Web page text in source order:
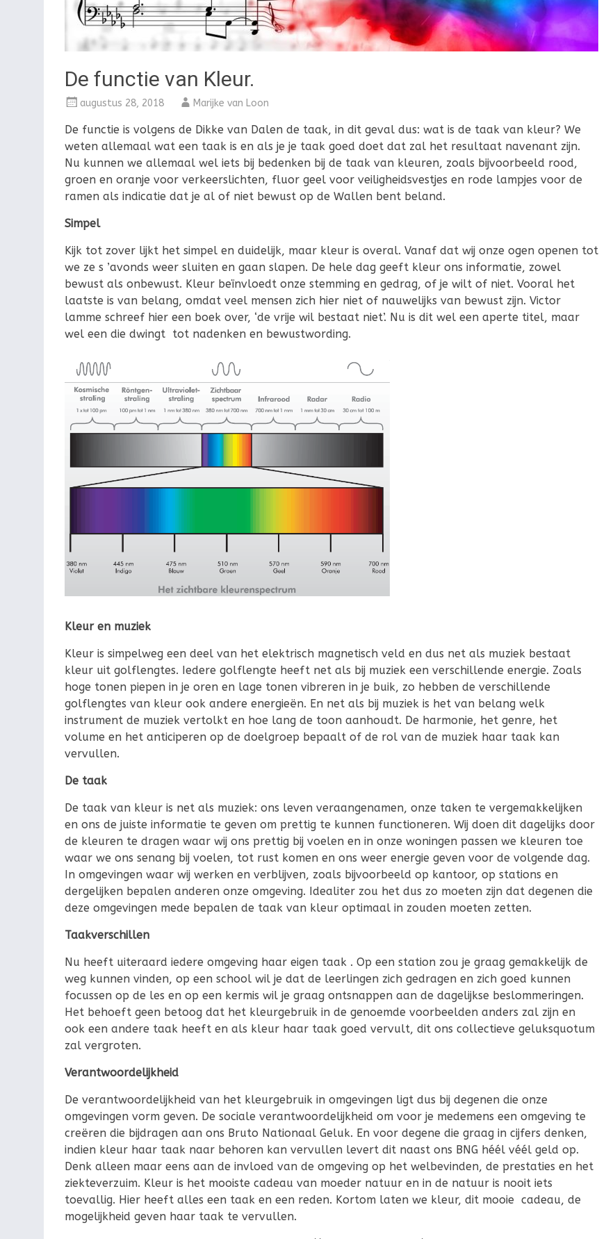
De functie van Kleur.
augustus 28, 2018 Marijke van Loon
De functie is volgens de Dikke van Dalen de taak, in dit geval dus: wat is de taak van kleur? We
weten allemaal wat een taak is en als je je taak goed doet dat zal het resultaat navenant zijn.
Nu kunnen we allemaal wel iets bij bedenken bij de taak van kleuren, zoals bijvoorbeeld rood,
groen en oranje voor verkeerslichten, fluor geel voor veiligheidsvestjes en rode lampjes voor de
ramen als indicatie dat je al of niet bewust op de Wallen bent beland.
Simpel
Kijk tot zover lijkt het simpel en duidelijk, maar kleur is overal. Vanaf dat wij onze ogen openen tot
we ze s ’avonds weer sluiten en gaan slapen. De hele dag geeft kleur ons informatie, zowel
bewust als onbewust. Kleur beïnvloedt onze stemming en gedrag, of je wilt of niet. Vooral het
laatste is van belang, omdat veel mensen zich hier niet of nauwelijks van bewust zijn. Victor
lamme schreef hier een boek over, ‘de vrije wil bestaat niet’. Nu is dit wel een aperte titel, maar
wel een die dwingt tot nadenken en bewustwording.
Kleur en muziek
Kleur is simpelweg een deel van het elektrisch magnetisch veld en dus net als muziek bestaat
kleur uit golflengtes. Iedere golflengte heeft net als bij muziek een verschillende energie. Zoals
hoge tonen piepen in je oren en lage tonen vibreren in je buik, zo hebben de verschillende
golflengtes van kleur ook andere energieën. En net als bij muziek is het van belang welk
instrument de muziek vertolkt en hoe lang de toon aanhoudt. De harmonie, het genre, het
volume en het anticiperen op de doelgroep bepaalt of de rol van de muziek haar taak kan
vervullen.
De taak
De taak van kleur is net als muziek: ons leven veraangenamen, onze taken te vergemakkelijken
en ons de juiste informatie te geven om prettig te kunnen functioneren. Wij doen dit dagelijks door
de kleuren te dragen waar wij ons prettig bij voelen en in onze woningen passen we kleuren toe
waar we ons senang bij voelen, tot rust komen en ons weer energie geven voor de volgende dag.
In omgevingen waar wij werken en verblijven, zoals bijvoorbeeld op kantoor, op stations en
dergelijken bepalen anderen onze omgeving. Idealiter zou het dus zo moeten zijn dat degenen die
deze omgevingen mede bepalen de taak van kleur optimaal in zouden moeten zetten.
Taakverschillen
Nu heeft uiteraard iedere omgeving haar eigen taak . Op een station zou je graag gemakkelijk de
weg kunnen vinden, op een school wil je dat de leerlingen zich gedragen en zich goed kunnen
focussen op de les en op een kermis wil je graag ontsnappen aan de dagelijkse beslommeringen.
Het behoeft geen betoog dat het kleurgebruik in de genoemde voorbeelden anders zal zijn en
ook een andere taak heeft en als kleur haar taak goed vervult, dit ons collectieve geluksquotum
zal vergroten.
Verantwoordelijkheid
De verantwoordelijkheid van het kleurgebruik in omgevingen ligt dus bij degenen die onze
omgevingen vorm geven. De sociale verantwoordelijkheid om voor je medemens een omgeving te
creëren die bijdragen aan ons Bruto Nationaal Geluk. En voor degene die graag in cijfers denken,
indien kleur haar taak naar behoren kan vervullen levert dit naast ons BNG héél véél geld op.
Denk alleen maar eens aan de invloed van de omgeving op het welbevinden, de prestaties en het
ziekteverzuim. Kleur is het mooiste cadeau van moeder natuur en in de natuur is nooit iets
toevallig. Hier heeft alles een taak en een reden. Kortom laten we kleur, dit mooie cadeau, de
mogelijkheid geven haar taak te vervullen.